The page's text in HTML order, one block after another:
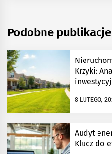
Podobne publikacje
Krzyki:
8 LUTEGO,
Audyt
Klucz do